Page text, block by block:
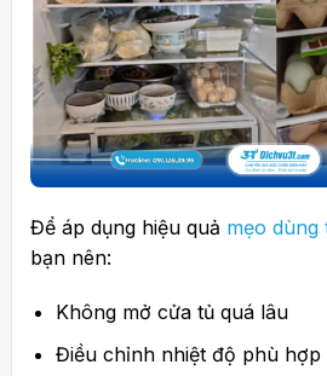
Để áp dụng hiệu quả mẹo dùng
bạn nên:
Không mở cửa tủ quá lâu
Điều chỉnh nhiệt độ phù hợp